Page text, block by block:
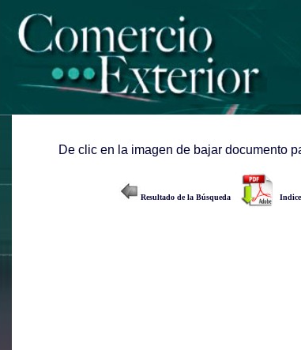
De clic en la imagen de bajar documento
Resultado de la Búsqueda Indice